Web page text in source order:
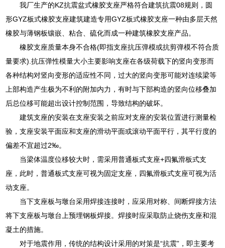
我厂生产的KZ抗震盆式橡胶支座严格符合建筑抗震08规则，圆
形GYZ板式橡胶支座建筑建造专用GYZ板式橡胶支座一种由多层天然
橡胶与薄钢板镶嵌、粘合、硫化而成一种建筑橡胶支座产品。
橡胶支座质量本身不合格(即指支座抗压弹模或抗剪弹模不符合质
量要求).抗压弹性模量大小主要影响支座在各级荷载下的竖向变形而
各种结构对竖向变形的适应性不同，过大的竖向变形可能对连续梁等
上部构造产生极为不利的附加内力，有时与下部构造的竖向位移叠加
后总位移可能超出设计控制范围，导致结构的破坏。
建筑支座的安装在支座安装之前应对支座的安装位置进行测量检
验，支座安装平面应和支座的滑动平面或滚动平面平行，其平行度的
偏差不宜超过2‰。
当梁体温度位移较大时，需采用普通板式支座+四氟滑板式支
座，此时，普通板式支座可视为固定支座，四氟滑板式支座可视为活
动支座。
当下支座板与墩台采用焊接连接时，应采用对称、间断焊接方法
将下支座板与墩台上预埋钢板焊接。焊接时应采取防止烧伤支座和混
凝土的措施。
对于地震作用，传统的结构设计采用的对策是“抗震”，即主要考